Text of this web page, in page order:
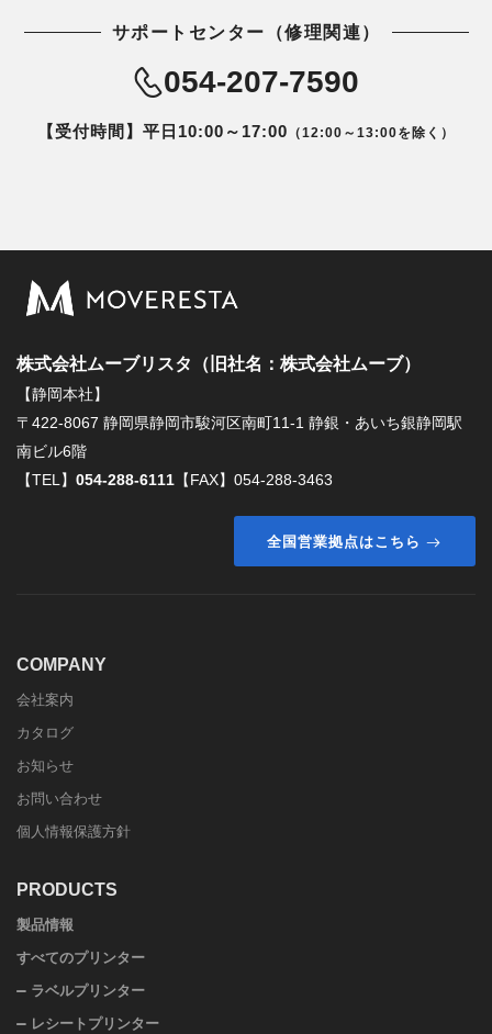
サポートセンター（修理関連）
054-207-7590
【受付時間】平日10:00～17:00 （12:00～13:00を除く）
株式会社ムーブリスタ（旧社名：株式会社ムーブ）
【静岡本社】
〒422-8067 静岡県静岡市駿河区南町11-1 静銀・あいち銀静岡駅
南ビル6階
【TEL】 054-288-6111 【FAX】054-288-3463
全国営業拠点はこちら
COMPANY
会社案内
カタログ
お知らせ
お問い合わせ
個人情報保護方針
PRODUCTS
製品情報
すべてのプリンター
ラベルプリンター
レシートプリンター